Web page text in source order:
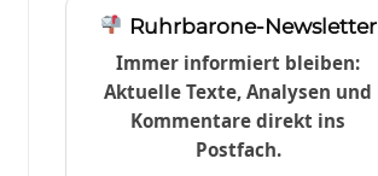
Ruhrbarone-Newsletter
Immer informiert bleiben:
Aktuelle Texte, Analysen und
Kommentare direkt ins
Postfach.